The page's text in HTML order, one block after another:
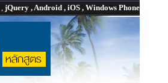
, jQuery , Android , iOS , Windows Phone